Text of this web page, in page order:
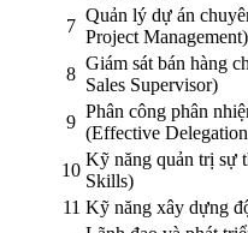
7
Quản lý dự án
Project Management)
8
Giám sát bán hàng
Sales Supervisor)
9
Phân công phân
(Effective
10
Kỹ năng quản trị sự
Skills)
11 Kỹ năng xây dựng